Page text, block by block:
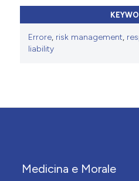
Errore, risk management,
liability
Medicina e Morale